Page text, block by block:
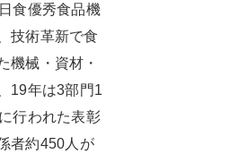
食優秀食品機
技術革新で食
機械・資材・
19年は3部門1
行われた表彰
者約450人が